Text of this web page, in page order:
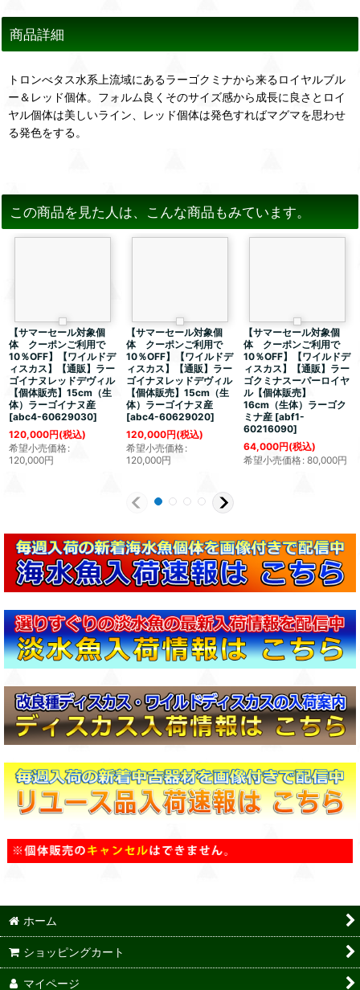
商品詳細
トロンべタス水系上流域にあるラーゴクミナから来るロイヤルブル
ー＆レッド個体。フォルム良くそのサイズ感から成長に良さとロイ
ヤル個体は美しいライン、レッド個体は発色すればマグマを思わせ
る発色をする。
この商品を見た人は、こんな商品もみています。
【サマーセール対象個
体 クーポンご利用で
10％OFF】【ワイルドデ
ィスカス】【通販】ラー
ゴイナヌレッドデヴィル
【個体販売】15cm（生
体）ラーゴイナヌ産
[abc4-60629030]
120,000円(税込)
希望小売価格:
120,000円
【サマーセール対象個
体 クーポンご利用で
10％OFF】【ワイルドデ
ィスカス】【通販】ラー
ゴイナヌレッドデヴィル
【個体販売】15cm（生
体）ラーゴイナヌ産
[abc4-60629020]
120,000円(税込)
希望小売価格:
120,000円
【サマーセール対象個
体 クーポンご利用で
10％OFF】【ワイルドデ
ィスカス】【通販】ラー
ゴクミナスーパーロイヤ
ル【個体販売】
16cm（生体）ラーゴク
ミナ産 [abf1-
60216090]
64,000円(税込)
希望小売価格: 80,000円
ホーム
ショッピングカート
マイページ